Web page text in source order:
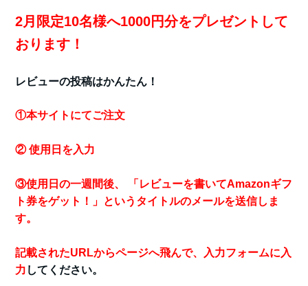
2月限定10名様へ1000円分をプレゼントして
おります！
レビューの投稿はかんたん！
①本サイトにてご注文
② 使用日を入力
③使用日の一週間後、 「レビューを書いてAmazonギフ
ト券をゲット！」というタイトルのメールを送信しま
す。
記載されたURLからページへ飛んで、入力フォームに入
力 してください。